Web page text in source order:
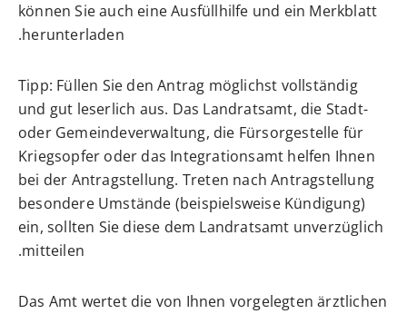
können Sie auch eine Ausfüllhilfe und ein Merkblatt
herunterladen.
Tipp: Füllen Sie den Antrag möglichst vollständig
und gut leserlich aus. Das Landratsamt, die Stadt-
oder Gemeindeverwaltung, die Fürsorgestelle für
Kriegsopfer oder das Integrationsamt helfen Ihnen
bei der Antragstellung. Treten nach Antragstellung
besondere Umstände (beispielsweise Kündigung)
ein, sollten Sie diese dem Landratsamt unverzüglich
mitteilen.
Das Amt wertet die von Ihnen vorgelegten ärztlichen